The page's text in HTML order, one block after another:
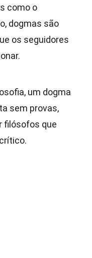
como o
dogmas são
os seguidores
um dogma
sem provas,
filósofos que